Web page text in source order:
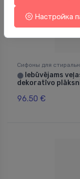
Сифоны для
⬤ Iebūvējams
dekoratīvo
96.50 €
Настройка